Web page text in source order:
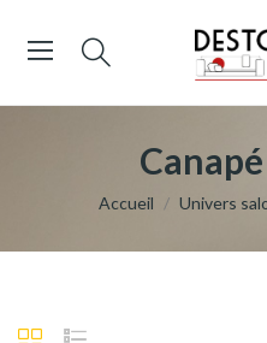
Accueil Univers